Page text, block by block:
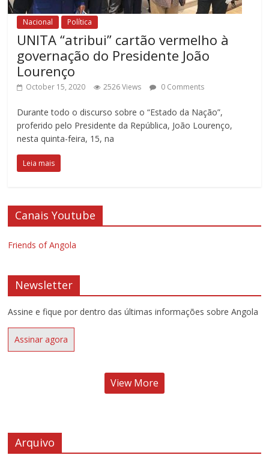
Nacional Política
UNITA “atribui” cartão vermelho à
governação do Presidente João
Lourenço
October 15, 2020 2526 Views 0 Comments
Durante todo o discurso sobre o “Estado da Nação”,
proferido pelo Presidente da República, João Lourenço,
nesta quinta-feira, 15, na
Leia mais
Canais Youtube
Friends of Angola
Newsletter
Assine e fique por dentro das últimas informações sobre Angola
Assinar agora
View More
Arquivo